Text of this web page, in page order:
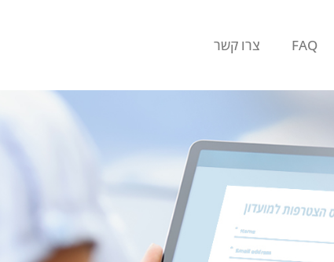
FAQ צרו קשר